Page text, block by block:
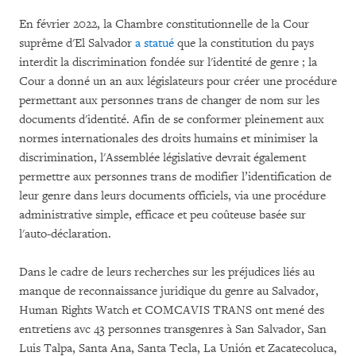
En février 2022, la Chambre constitutionnelle de la Cour
suprême d'El Salvador a statué que la constitution du pays
interdit la discrimination fondée sur l'identité de genre ; la
Cour a donné un an aux législateurs pour créer une procédure
permettant aux personnes trans de changer de nom sur les
documents d'identité. Afin de se conformer pleinement aux
normes internationales des droits humains et minimiser la
discrimination, l'Assemblée législative devrait également
permettre aux personnes trans de modifier l’identification de
leur genre dans leurs documents officiels, via une procédure
administrative simple, efficace et peu coûteuse basée sur
l'auto-déclaration.
Dans le cadre de leurs recherches sur les préjudices liés au
manque de reconnaissance juridique du genre au Salvador,
Human Rights Watch et COMCAVIS TRANS ont mené des
entretiens avc 43 personnes transgenres à San Salvador, San
Luis Talpa, Santa Ana, Santa Tecla, La Unión et Zacatecoluca,